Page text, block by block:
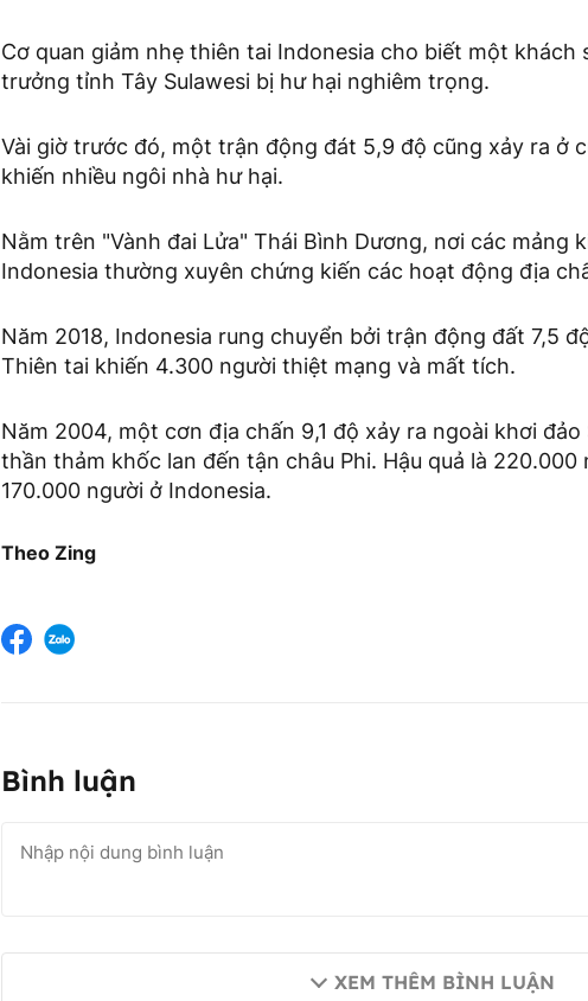
Cơ quan giảm nhẹ thiên tai Indonesia cho biết một khách
trưởng tỉnh Tây Sulawesi bị hư hại nghiêm trọng.
Vài giờ trước đó, một trận động đát 5,9 độ cũng xảy ra ở
khiến nhiều ngôi nhà hư hại.
Nằm trên "Vành đai Lửa" Thái Bình Dương, nơi các mảng
Indonesia thường xuyên chứng kiến các hoạt động địa
Năm 2018, Indonesia rung chuyển bởi trận động đất 7,5
Thiên tai khiến 4.300 người thiệt mạng và mất tích.
Năm 2004, một cơn địa chấn 9,1 độ xảy ra ngoài khơi
thần thảm khốc lan đến tận châu Phi. Hậu quả là
170.000 người ở Indonesia.
Theo Zing
Bình luận
XEM THÊM BÌNH LUẬN